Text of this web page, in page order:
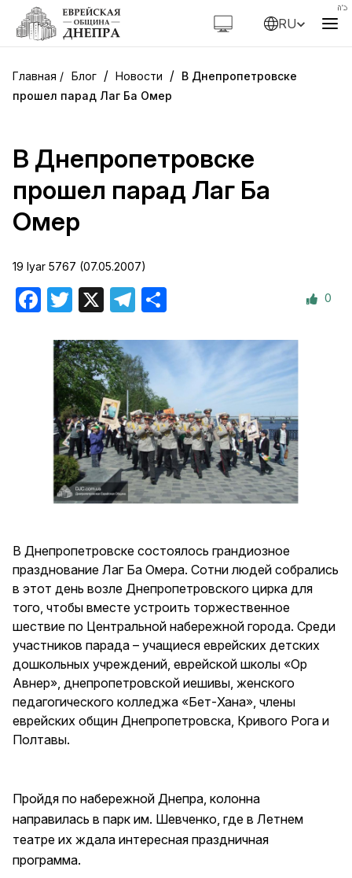
RU
Блог / Новости / В Днепропетровске
прошел парад Лаг Ба Омер
В Днепропетровске
прошел парад Лаг Ба
Омер
19 Iyar 5767 (07.05.2007)
Facebook
Twitter Telegram 0
В Днепропетровске состоялось грандиозное
празднование Лаг Ба Омера. Сотни людей собрались
в этот день возле Днепропетровского цирка для
того, чтобы вместе устроить торжественное
шествие по Центральной набережной города. Среди
участников парада – учащиеся еврейских детских
дошкольных учреждений, еврейской школы «Ор
Авнер», днепропетровской иешивы, женского
педагогического колледжа «Бет-Хана», члены
еврейских общин Днепропетровска, Кривого Рога и
Полтавы.
Пройдя по набережной Днепра, колонна
направилась в парк им. Шевченко, где в Летнем
театре их ждала интересная праздничная
программа.